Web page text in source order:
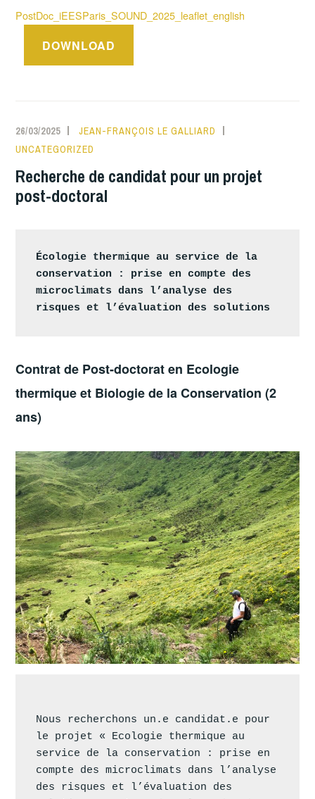
PostDoc_iEESParis_SOUND_2025_leaflet_english
DOWNLOAD
26/03/2025
JEAN-FRANÇOIS LE GALLIARD
UNCATEGORIZED
Recherche de candidat pour un projet
post-doctoral
Écologie thermique au service de la
conservation : prise en compte des
microclimats dans l’analyse des
risques et l’évaluation des solutions
Contrat de Post-doctorat en Ecologie
thermique et Biologie de la Conservation (2
ans)
Nous recherchons un.e candidat.e pour
le projet « Ecologie thermique au
service de la conservation : prise en
compte des microclimats dans l’analyse
des risques et l’évaluation des